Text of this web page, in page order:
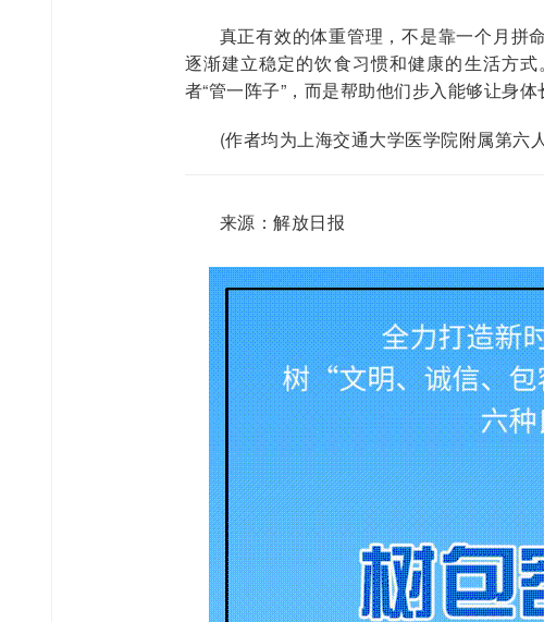
真正有效的体重管理，不是靠一个月拼
逐渐建立稳定的饮食习惯和健康的生活方
者“管一阵子”，而是帮助他们步入能够让身体
(作者均为上海交通大学医学院附属第六
来源：解放日报